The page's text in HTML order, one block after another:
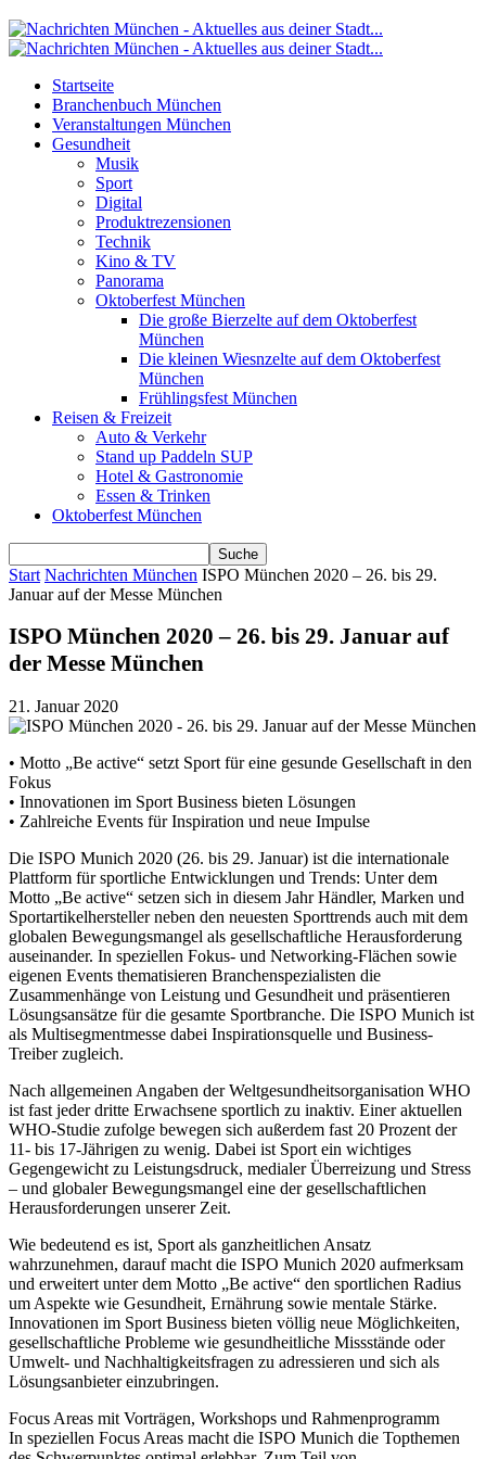
Startseite
Branchenbuch München
Veranstaltungen München
Gesundheit
Musik
Sport
Digital
Produktrezensionen
Technik
Kino & TV
Panorama
Oktoberfest München
Die große Bierzelte auf dem Oktoberfest
München
Die kleinen Wiesnzelte auf dem Oktoberfest
München
Frühlingsfest München
Reisen & Freizeit
Auto & Verkehr
Stand up Paddeln SUP
Hotel & Gastronomie
Essen & Trinken
Oktoberfest München
Start Nachrichten München ISPO München 2020 – 26. bis 29.
Januar auf der Messe München
ISPO München 2020 – 26. bis 29. Januar auf
der Messe München
21. Januar 2020
• Motto „Be active“ setzt Sport für eine gesunde Gesellschaft in den
Fokus
• Innovationen im Sport Business bieten Lösungen
• Zahlreiche Events für Inspiration und neue Impulse
Die ISPO Munich 2020 (26. bis 29. Januar) ist die internationale
Plattform für sportliche Entwicklungen und Trends: Unter dem
Motto „Be active“ setzen sich in diesem Jahr Händler, Marken und
Sportartikelhersteller neben den neuesten Sporttrends auch mit dem
globalen Bewegungsmangel als gesellschaftliche Herausforderung
auseinander. In speziellen Fokus- und Networking-Flächen sowie
eigenen Events thematisieren Branchenspezialisten die
Zusammenhänge von Leistung und Gesundheit und präsentieren
Lösungsansätze für die gesamte Sportbranche. Die ISPO Munich ist
als Multisegmentmesse dabei Inspirationsquelle und Business-
Treiber zugleich.
Nach allgemeinen Angaben der Weltgesundheitsorganisation WHO
ist fast jeder dritte Erwachsene sportlich zu inaktiv. Einer aktuellen
WHO-Studie zufolge bewegen sich außerdem fast 20 Prozent der
11- bis 17-Jährigen zu wenig. Dabei ist Sport ein wichtiges
Gegengewicht zu Leistungsdruck, medialer Überreizung und Stress
– und globaler Bewegungsmangel eine der gesellschaftlichen
Herausforderungen unserer Zeit.
Wie bedeutend es ist, Sport als ganzheitlichen Ansatz
wahrzunehmen, darauf macht die ISPO Munich 2020 aufmerksam
und erweitert unter dem Motto „Be active“ den sportlichen Radius
um Aspekte wie Gesundheit, Ernährung sowie mentale Stärke.
Innovationen im Sport Business bieten völlig neue Möglichkeiten,
gesellschaftliche Probleme wie gesundheitliche Missstände oder
Umwelt- und Nachhaltigkeitsfragen zu adressieren und sich als
Lösungsanbieter einzubringen.
Focus Areas mit Vorträgen, Workshops und Rahmenprogramm
In speziellen Focus Areas macht die ISPO Munich die Topthemen